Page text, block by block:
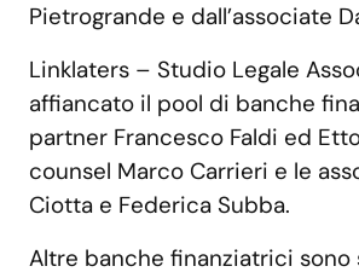
Pietrogrande e dall’associate
Linklaters – Studio Legale
affiancato il pool di banche
partner Francesco Faldi ed
counsel Marco Carrieri e le
Ciotta e Federica Subba.
Altre banche finanziatrici sono